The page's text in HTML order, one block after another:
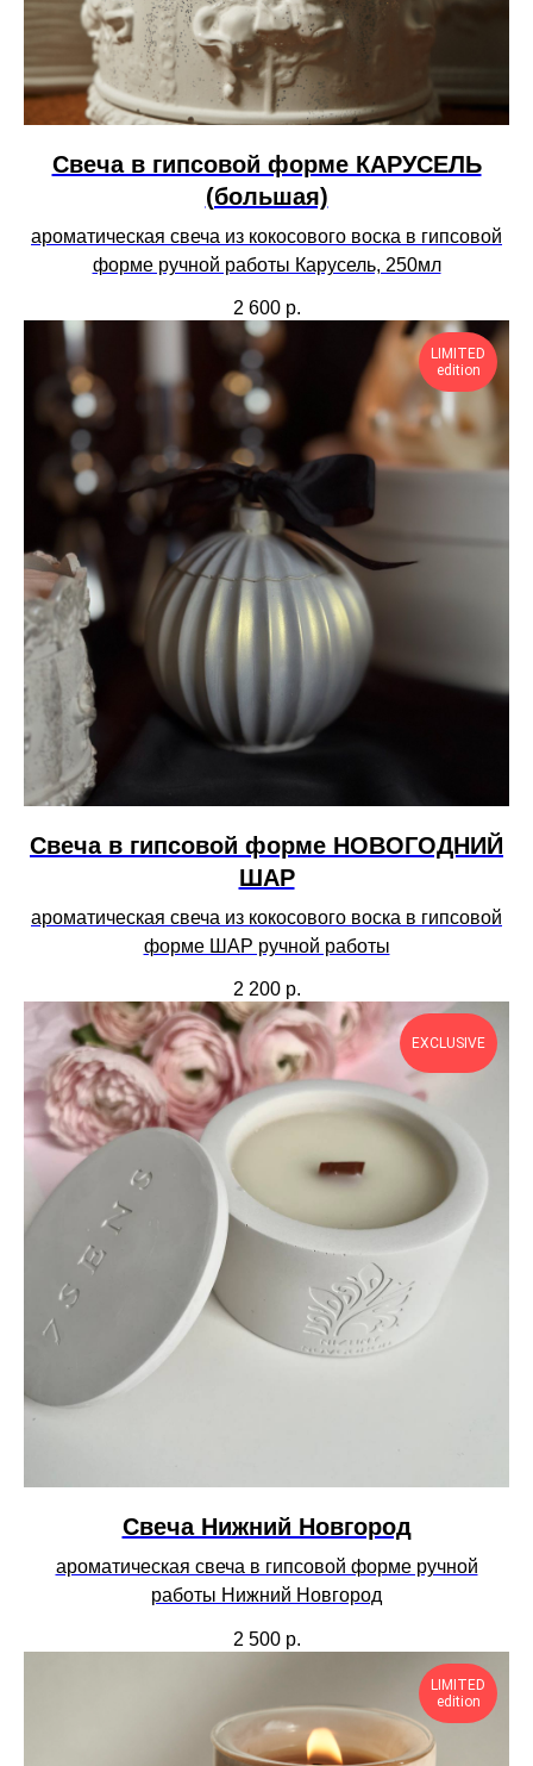
Свеча в гипсовой форме КАРУСЕЛЬ
(большая)
ароматическая свеча из кокосового воска в гипсовой
форме ручной работы Карусель, 250мл
2 600 р.
LIMITED
edition
Свеча в гипсовой форме НОВОГОДНИЙ
ШАР
ароматическая свеча из кокосового воска в гипсовой
форме ШАР ручной работы
2 200 р.
EXCLUSIVE
Cвеча Нижний Новгород
ароматическая свеча в гипсовой форме ручной
работы Нижний Новгород
2 500 р.
LIMITED
edition